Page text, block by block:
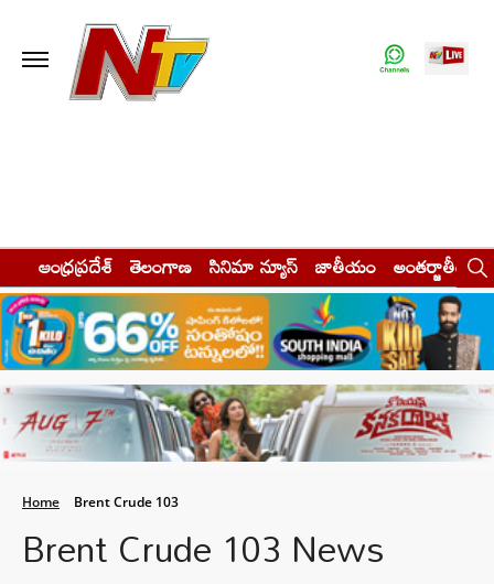
ఆంధ్రప్రదేశ్ తెలంగాణ సినిమా న్యూస్ జాతీయం అంతర్జాతీయం
Home Brent Crude 103
Brent Crude 103 News